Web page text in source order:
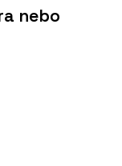
nebo